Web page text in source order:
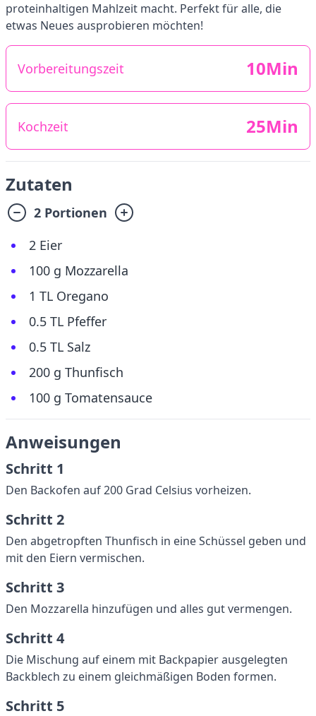
proteinhaltigen Mahlzeit macht. Perfekt für alle, die
etwas Neues ausprobieren möchten!
Vorbereitungszeit 10Min
Kochzeit 25Min
Zutaten
2 Portionen
2 Eier
100 g Mozzarella
1 TL Oregano
0.5 TL Pfeffer
0.5 TL Salz
200 g Thunfisch
100 g Tomatensauce
Anweisungen
Schritt 1
Den Backofen auf 200 Grad Celsius vorheizen.
Schritt 2
Den abgetropften Thunfisch in eine Schüssel geben und
mit den Eiern vermischen.
Schritt 3
Den Mozzarella hinzufügen und alles gut vermengen.
Schritt 4
Die Mischung auf einem mit Backpapier ausgelegten
Backblech zu einem gleichmäßigen Boden formen.
Schritt 5